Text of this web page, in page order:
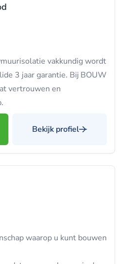
vakkundig wordt
3 jaar garantie. Bij BOUW
vertrouwen en
Bekijk profiel
waarop u kunt bouwen